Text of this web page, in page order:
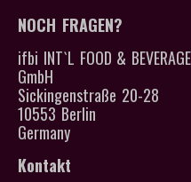
NOCH FRAGEN?
ifbi INT`L FOOD &
GmbH
Sickingenstraße 20-28
10553 Berlin
Germany
Kontakt